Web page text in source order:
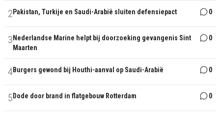
2 Pakistan, Turkije en Saudi-Arabië sluiten defensiepact 0
3 Nederlandse Marine helpt bij doorzoeking gevangenis Sint
Maarten
0
4Burgers gewond bij Houthi-aanval op Saudi-Arabië 0
5 Dode door brand in flatgebouw Rotterdam 0